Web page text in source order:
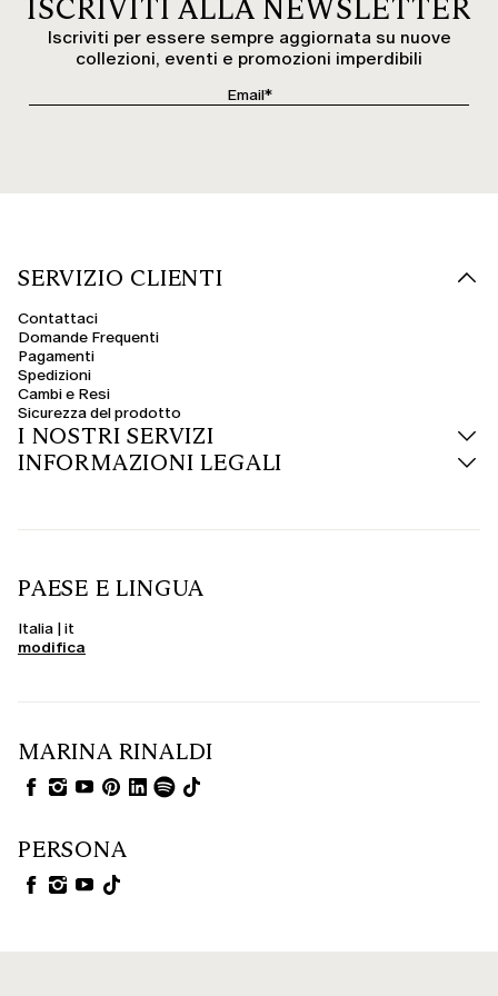
ISCRIVITI ALLA NEWSLETTER
Iscriviti per essere sempre aggiornata su nuove
collezioni, eventi e promozioni imperdibili
SERVIZIO CLIENTI
Contattaci
Domande Frequenti
Pagamenti
Spedizioni
Cambi e Resi
Sicurezza del prodotto
I NOSTRI SERVIZI
INFORMAZIONI LEGALI
PAESE E LINGUA
Italia | it
modifica
MARINA RINALDI
PERSONA